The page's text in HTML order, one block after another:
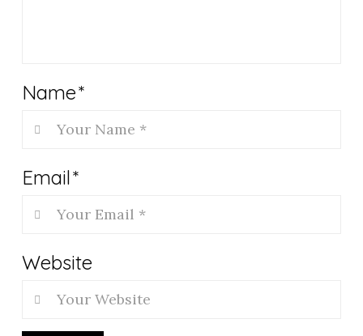
Name*
Email*
Website